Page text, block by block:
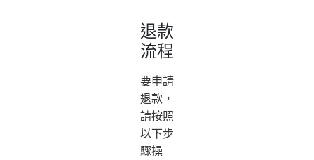
退款
流程
要申請
退款，
請按照
以下步
驟操